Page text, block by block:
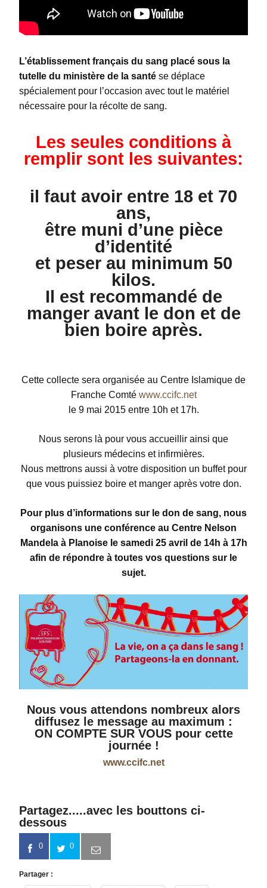
L’établissement français du sang placé sous la
tutelle du ministère de la santé se déplace
spécialement pour l’occasion avec tout le matériel
nécessaire pour la récolte de sang.
Les seules conditions à
remplir sont les suivantes:
il faut avoir entre 18 et 70
ans,
être muni d’une pièce
d’identité
et peser au minimum 50
kilos.
Il est recommandé de
manger avant le don et de
bien boire après.
Cette collecte sera organisée au Centre Islamique de
Franche Comté www.ccifc.net
le 9 mai 2015 entre 10h et 17h.
Nous serons là pour vous accueillir ainsi que
plusieurs médecins et infirmières.
Nous mettrons aussi à votre disposition un buffet pour
que vous puissiez boire et manger après votre don.
Pour plus d’informations sur le don de sang, nous
organisons une conférence au Centre Nelson
Mandela à Planoise le samedi 25 avril de 14h à 17h
afin de répondre à toutes vos questions sur le
sujet.
Nous vous attendons nombreux alors
diffusez le message au maximum :
ON COMPTE SUR VOUS pour cette
journée !
www.ccifc.net
Partagez.....avec les bouttons ci-
dessous
0 0
Partager :